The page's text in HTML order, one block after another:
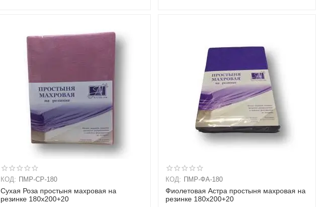
КОД: ПМР-СР-180
Сухая Роза простыня махровая на
резинке 180х200+20
КОД: ПМР-ФА-180
Фиолетовая Астра простыня махровая на
резинке 180х200+20